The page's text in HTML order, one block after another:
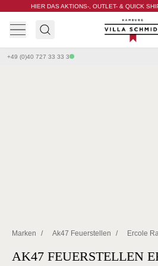
HIER DAS AKTIONS-, OUTLET- & QUICK
Villa
+49 (0)40 727 33 33 3
Marken / Ak47 Feuerstellen / Ercole
AK47 FEUERSTELLEN